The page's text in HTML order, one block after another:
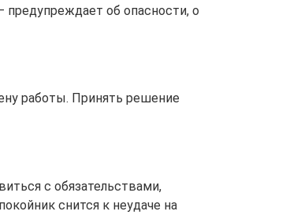
об опасности, о
работы. Принять решение
с обязательствами,
снится к неудаче на